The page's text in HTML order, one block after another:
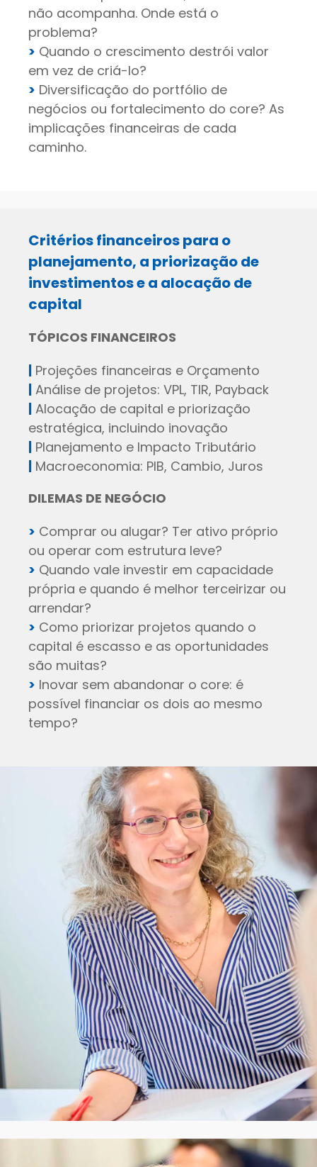
não acompanha. Onde está o
problema?
> Quando o crescimento destrói valor
em vez de criá-lo?
> Diversificação do portfólio de
negócios ou fortalecimento do core? As
implicações financeiras de cada
caminho.
Critérios financeiros para o
planejamento, a priorização de
investimentos e a alocação de
capital
TÓPICOS FINANCEIROS
| Projeções financeiras e Orçamento
| Análise de projetos: VPL, TIR, Payback
| Alocação de capital e priorização
estratégica, incluindo inovação
| Planejamento e Impacto Tributário
| Macroeconomia: PIB, Cambio, Juros
DILEMAS DE NEGÓCIO
> Comprar ou alugar? Ter ativo próprio
ou operar com estrutura leve?
> Quando vale investir em capacidade
própria e quando é melhor terceirizar ou
arrendar?
> Como priorizar projetos quando o
capital é escasso e as oportunidades
são muitas?
> Inovar sem abandonar o core: é
possível financiar os dois ao mesmo
tempo?